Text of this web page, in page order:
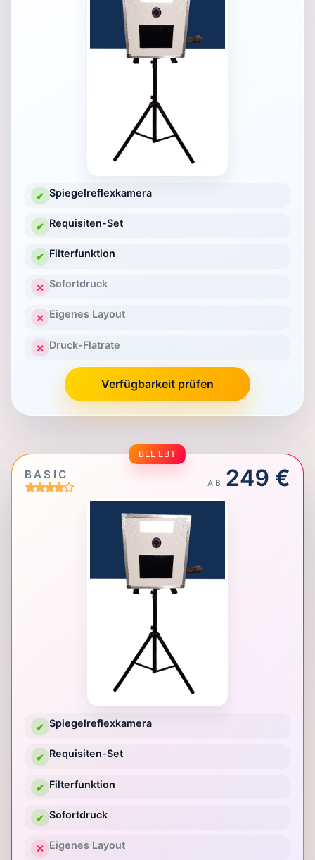
✔ Spiegelreflexkamera
✔ Requisiten-Set
✔ Filterfunktion
✕ Sofortdruck
✕ Eigenes Layout
✕ Druck-Flatrate
Verfügbarkeit prüfen
BELIEBT
BASIC
AB 249 €
✔ Spiegelreflexkamera
✔ Requisiten-Set
✔ Filterfunktion
✔ Sofortdruck
✕ Eigenes Layout